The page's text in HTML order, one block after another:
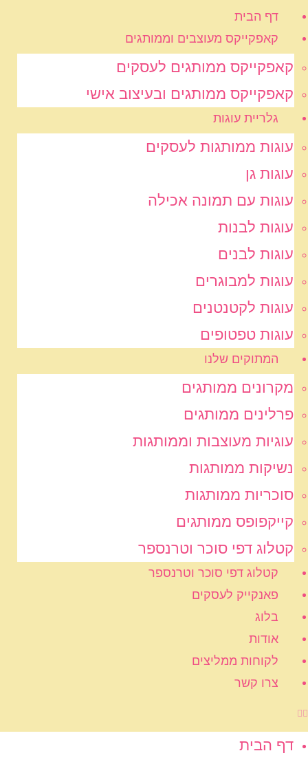
דף הבית
קאפקייקס מעוצבים וממותגים
קאפקייקס ממותגים לעסקים
קאפקייקס ממותגים ובעיצוב אישי
גלריית עוגות
עוגות ממותגות לעסקים
עוגות גן
עוגות עם תמונה אכילה
עוגות לבנות
עוגות לבנים
עוגות למבוגרים
עוגות לקטנטנים
עוגות טפטופים
המתוקים שלנו
מקרונים ממותגים
פרלינים ממותגים
עוגיות מעוצבות וממותגות
נשיקות ממותגות
סוכריות ממותגות
קייקפופס ממותגים
קטלוג דפי סוכר וטרנספר
קטלוג דפי סוכר וטרנספר
פאנקייק לעסקים
בלוג
אודות
לקוחות ממליצים
צרו קשר
דף הבית